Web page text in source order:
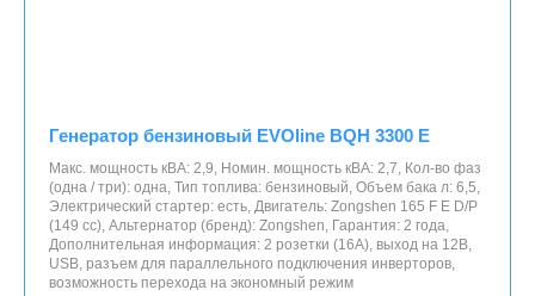
Генератор бензиновый EVOline BQH 3300 E
Макс. мощность кВА: 2,9, Номин. мощность кВА: 2,7, Кол-во фаз
(одна / три): одна, Тип топлива: бензиновый, Объем бака л: 6,5,
Электрический стартер: есть, Двигатель: Zongshen 165 F E D/P
(149 cc), Альтернатор (бренд): Zongshen, Гарантия: 2 года,
Дополнительная информация: 2 розетки (16A), выход на 12В,
USB, разъем для параллельного подключения инверторов,
возможность перехода на экономный режим